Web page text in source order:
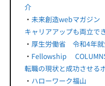
介
・ 未来創造webマガジン
キャリアアップも両立で
・ 厚生労働省 令和4年就
・ Fellowship
転職の現状と成功させる
・ ハローワーク福山